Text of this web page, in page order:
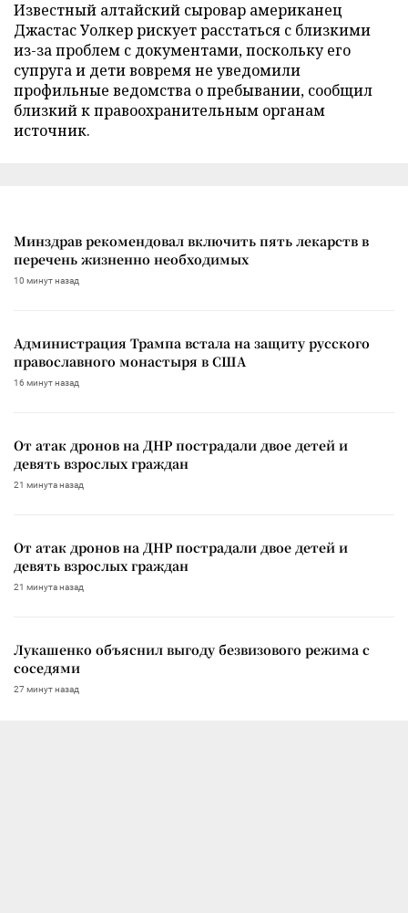
Известный алтайский сыровар американец
Джастас Уолкер рискует расстаться с близкими
из-за проблем с документами, поскольку его
супруга и дети вовремя не уведомили
профильные ведомства о пребывании, сообщил
близкий к правоохранительным органам
источник.
Минздрав рекомендовал включить пять лекарств в
перечень жизненно необходимых
10 минут назад
Администрация Трампа встала на защиту русского
православного монастыря в США
16 минут назад
От атак дронов на ДНР пострадали двое детей и
девять взрослых граждан
21 минута назад
От атак дронов на ДНР пострадали двое детей и
девять взрослых граждан
21 минута назад
Лукашенко объяснил выгоду безвизового режима с
соседями
27 минут назад